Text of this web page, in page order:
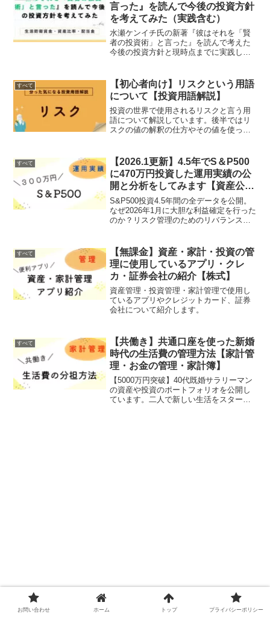
言った』を読んで今後の投資方針
を考えてみた（実践含む）
水瀬ケンイチ氏の新著『彼はそれを「賢
者の投資術」と言った』を読んで考えた
今後の投資方針と現時点までに実践した
すべて
【初心者向け】リスクという用語
について【投資用語解説】
投資の世界で使用されるリスクと言う用
語について解説しています。後半ではリ
スクの値の解釈の仕方やその値を使った
すべて
【2026.1更新】4.5年でS＆P500
に470万円投資した運用実績の公
開と分析をしてみます【資産公
開】
S&P500投資4.5年間の全データを公開。
なぜ2026年1月に大胆な利益確定を行った
のか？リスク管理のためのリバランスや
ちゃってアクティブ運用」による失敗を
教訓にした、賢い積み立て方も紹介しま
す。
すべて
【無課金】資産・家計・投資の管
理に使用しているアプリ・クレ
カ・証券会社の紹介【株式】
資産管理・投資管理・家計管理で使用し
ているアプリやクレジットカード、証券
会社について紹介します。
すべて
【共働き】共通口座を使った新婚
時代の生活費の管理方法【家計管
理・お金の管理・家計簿】
【5000万円突破】40代既婚サラリーマン
の資産や投資のポートフォリオを公開し
ています。二人で新しい生活をスタート
お問い合わせ ホーム トップ プライバシーポリシー